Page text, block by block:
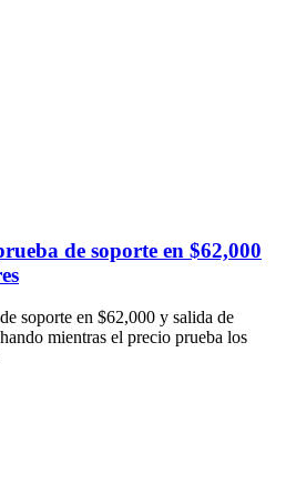
de soporte en $62,000
soporte en $62,000 y salida de
mientras el precio prueba los